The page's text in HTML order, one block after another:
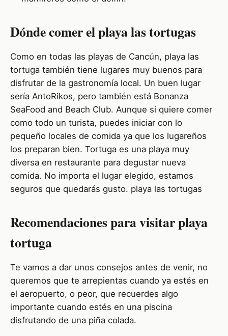
Dónde comer el playa las tortugas
Como en todas las playas de Cancún, playa las
tortuga también tiene lugares muy buenos para
disfrutar de la gastronomía local. Un buen lugar
sería AntoRikos, pero también está Bonanza
SeaFood and Beach Club. Aunque si quiere comer
como todo un turista, puedes iniciar con lo
pequeño locales de comida ya que los lugareños
los preparan bien. Tortuga es una playa muy
diversa en restaurante para degustar nueva
comida. No importa el lugar elegido, estamos
seguros que quedarás gusto. playa las tortugas
Recomendaciones para visitar playa
tortuga
Te vamos a dar unos consejos antes de venir, no
queremos que te arrepientas cuando ya estés en
el aeropuerto, o peor, que recuerdes algo
importante cuando estés en una piscina
disfrutando de una piña colada.